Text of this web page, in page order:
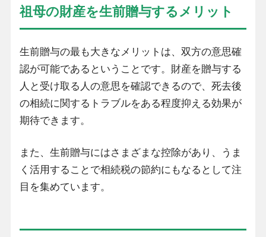
祖母の財産を生前贈与するメリット
生前贈与の最も大きなメリットは、双方の意思確
認が可能であるということです。財産を贈与する
人と受け取る人の意思を確認できるので、死去後
の相続に関するトラブルをある程度抑える効果が
期待できます。
また、生前贈与にはさまざまな控除があり、うま
く活用することで相続税の節約にもなるとして注
目を集めています。